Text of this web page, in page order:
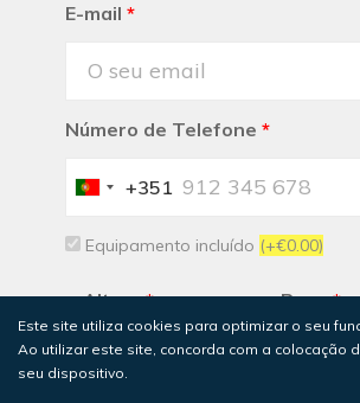
E-mail *
Número de Telefone *
Portugal
+351
Equipamento incluído (+€0.00)
Altura* Peso*
Este site utiliza cookies para optimizar o seu
Ao utilizar este site, concorda com a colocação
seu dispositivo.